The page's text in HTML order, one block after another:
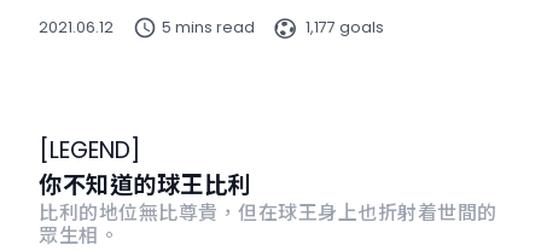
2021.06.12 5 mins read 1,177 goals
LEGEND
你不知道的球王比利
比利的地位無比尊貴，但在球王身上也折射着世間的
眾生相。